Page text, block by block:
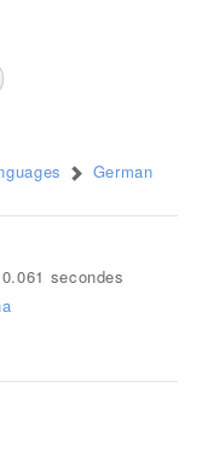
German
secondes